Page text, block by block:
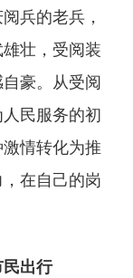
兵的老兵，
壮，受阅装
豪。从受阅
民服务的初
情转化为推
在自己的岗
出行